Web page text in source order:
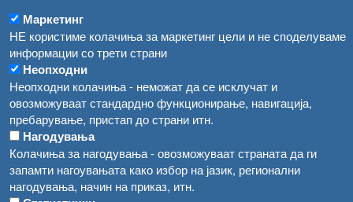
Маркетинг
НЕ користиме колачиња за маркетинг цели и не споделуваме
информации со трети страни
Неопходни
Неопходни колачиња - неможат да се исклучат и
овозможуваат стандардно функционирање, навигација,
пребарување, пристап до страни итн.
Нагодувања
Колачиња за нагодувања - овозможуваат страната да ги
запамти нагоувањата како избор на јазик, регионални
нагодувања, начин на приказ, итн.
ПОДОБРЕНА КОНТРОЛА НА БОЛЕСТИ КАЈ
ЖИВОТНИТЕ И ИМПЛЕМЕНТАЦИЈА НА